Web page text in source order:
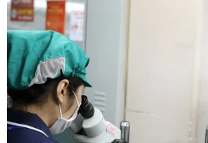
04/08/2026 22:42
Iran-Oman đàm phán thiết lập tuyến
hàng hải mới qua eo biển Hormuz
04/08/2026 22:42